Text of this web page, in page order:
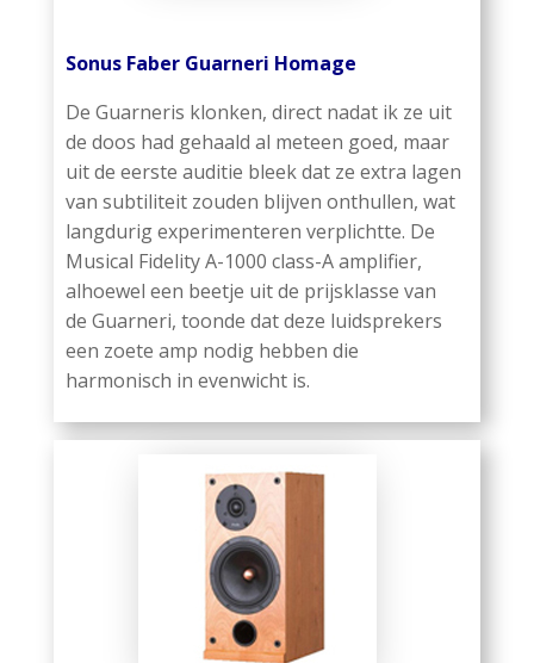
Sonus Faber Guarneri Homage
De Guarneris klonken, direct nadat ik ze uit
de doos had gehaald al meteen goed, maar
uit de eerste auditie bleek dat ze extra lagen
van subtiliteit zouden blijven onthullen, wat
langdurig experimenteren verplichtte. De
Musical Fidelity A-1000 class-A amplifier,
alhoewel een beetje uit de prijsklasse van
de Guarneri, toonde dat deze luidsprekers
een zoete amp nodig hebben die
harmonisch in evenwicht is.